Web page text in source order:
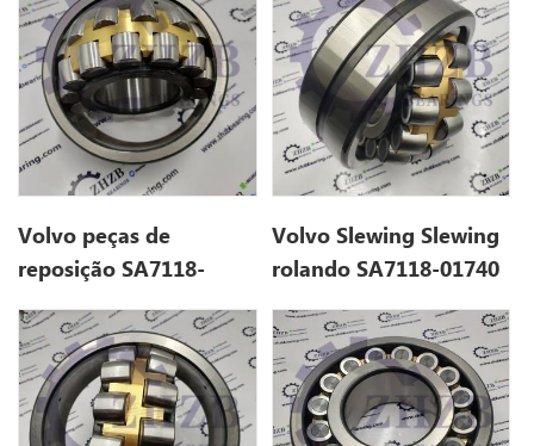
Volvo peças de
reposição SA7118-
Volvo Slewing Slewing
rolando SA7118-01740